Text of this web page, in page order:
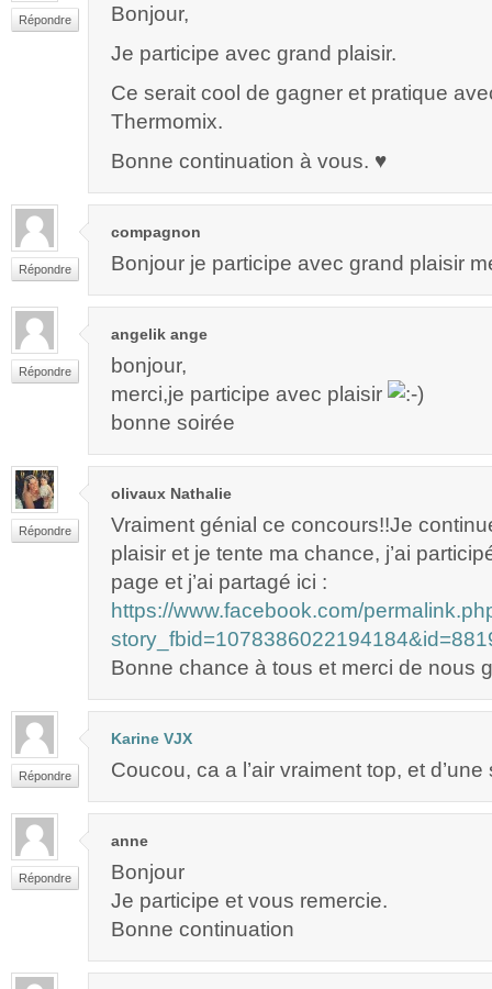
Répondre
Bonjour,
Je participe avec grand plaisir.
Ce serait cool de gagner et pratique
Thermomix.
Bonne continuation à vous. ♥
Répondre
compagnon
Bonjour je participe avec grand plaisir
Répondre
angelik ange
bonjour,
merci,je participe avec plaisir
bonne soirée
Répondre
olivaux Nathalie
Vraiment génial ce concours!!Je
plaisir et je tente ma chance, j’ai
page et j’ai partagé ici :
https://www.facebook.com/
Bonne chance à tous et merci de nous
Répondre
Karine VJX
Coucou, ca a l’air vraiment top, et d’une
Répondre
anne
Bonjour
Je participe et vous remercie.
Bonne continuation